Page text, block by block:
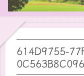
614D9755-